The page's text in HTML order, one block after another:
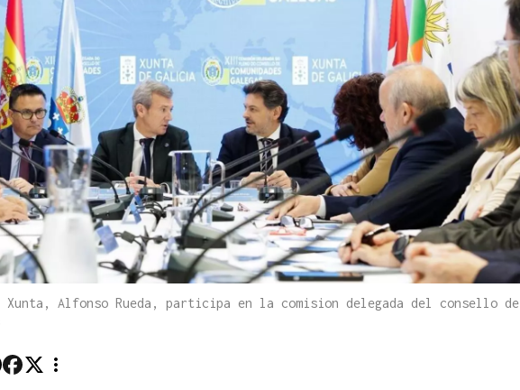
Alfonso Rueda, participa en la comision delegada del consello de